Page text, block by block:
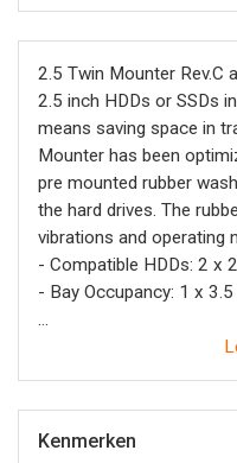
2.5 Twin Mounter Rev.C
2.5 inch HDDs or SSDs
means saving space in
Mounter has been
pre mounted rubber
the hard drives. The
vibrations and operating
- Compatible HDDs: 2 x
- Bay Occupancy: 1 x
Kenmerken